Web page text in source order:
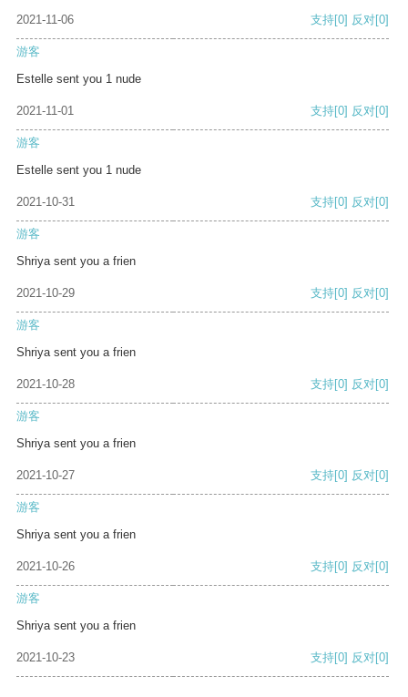
2021-11-06 支持[0] 反对[0]
游客
Estelle sent you 1 nude
2021-11-01 支持[0] 反对[0]
游客
Estelle sent you 1 nude
2021-10-31 支持[0] 反对[0]
游客
Shriya sent you a frien
2021-10-29 支持[0] 反对[0]
游客
Shriya sent you a frien
2021-10-28 支持[0] 反对[0]
游客
Shriya sent you a frien
2021-10-27 支持[0] 反对[0]
游客
Shriya sent you a frien
2021-10-26 支持[0] 反对[0]
游客
Shriya sent you a frien
2021-10-23 支持[0] 反对[0]